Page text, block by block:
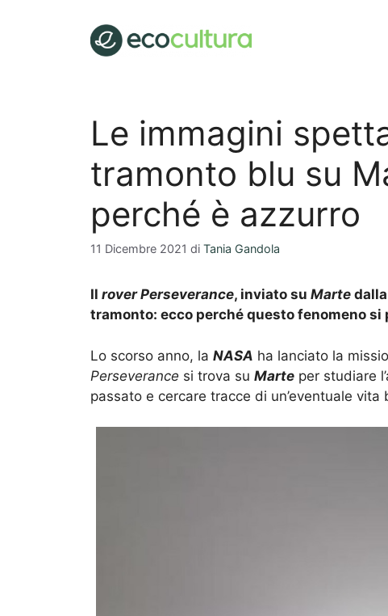
Le immagini
tramonto blu su
perché è azzurro
11 Dicembre 2021 di Tania Gandola
Il rover Perseverance, inviato su Marte dalla
tramonto: ecco perché questo fenomeno si
Lo scorso anno, la NASA ha lanciato la
Perseverance si trova su Marte per studiare
passato e cercare tracce di un’eventuale vita